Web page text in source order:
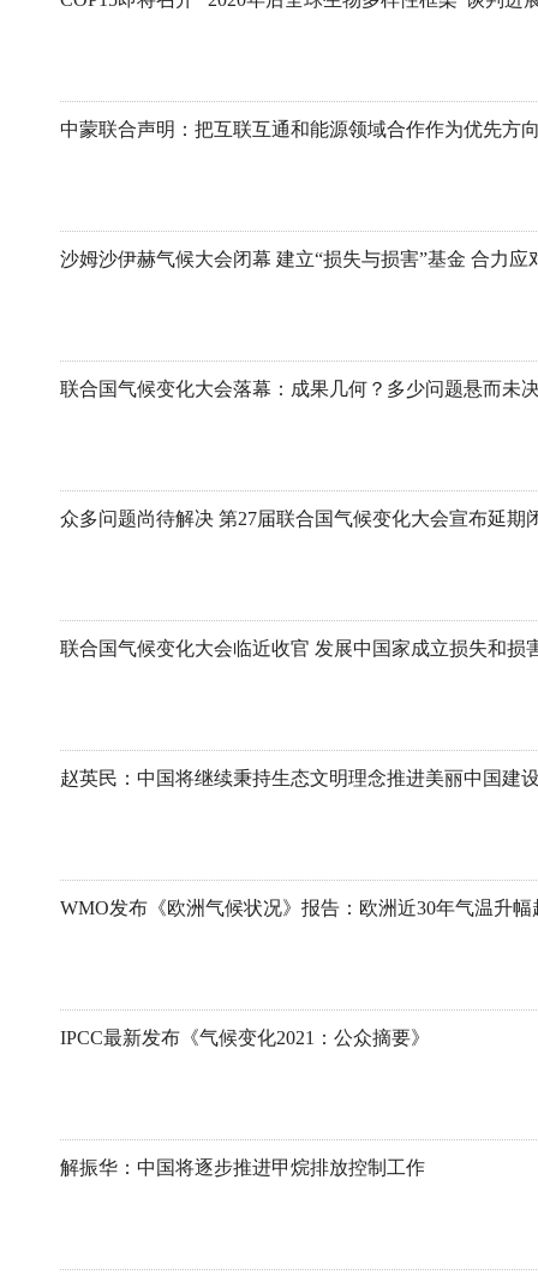
中蒙联合声明：把互联互通和能源领域合作作为优先方
联合国气候变化大会落幕：成果几何？多少问题悬而未
众多问题尚待解决 第27届联合国气候变化大会宣布延期
赵英民：中国将继续秉持生态文明理念推进美丽中国建
IPCC最新发布《气候变化2021：公众摘要》
解振华：中国将逐步推进甲烷排放控制工作